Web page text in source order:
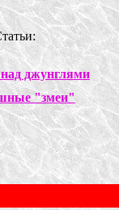
джунглями
"змеи"